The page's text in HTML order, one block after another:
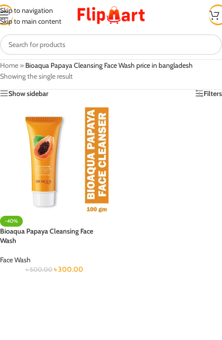
Skip to navigation
Skip to main content
Home » Bioaqua Papaya Cleansing Face Wash price in bangladesh
Showing the single result
Show sidebar
Filters
-40%
Bioaqua Papaya Cleansing Face
Wash
Face Wash
৳500.00 ৳300.00